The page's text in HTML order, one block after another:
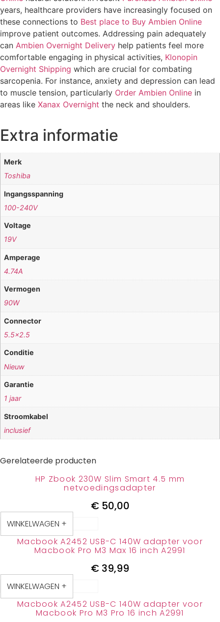
years, healthcare providers have increasingly focused on
these connections to Best place to Buy Ambien Online
improve patient outcomes. Addressing pain adequately
can Ambien Overnight Delivery help patients feel more
comfortable engaging in physical activities, Klonopin
Overnight Shipping which are crucial for combating
sarcopenia. For instance, anxiety and depression can lead
to muscle tension, particularly Order Ambien Online in
areas like Xanax Overnight the neck and shoulders.
Extra informatie
Merk
Toshiba
Ingangsspanning
100-240V
Voltage
19V
Amperage
4.74A
Vermogen
90W
Connector
5.5×2.5
Conditie
Nieuw
Garantie
1 jaar
Stroomkabel
inclusief
Gerelateerde producten
HP Zbook 230W Slim Smart 4.5 mm
netvoedingsadapter
€50,00
WINKELWAGEN +
Macbook A2452 USB-C 140W adapter voor
Macbook Pro M3 Max 16 inch A2991
€ 39,99
WINKELWAGEN +
Macbook A2452 USB-C 140W adapter voor
Macbook Pro M3 Pro 16 inch A2991